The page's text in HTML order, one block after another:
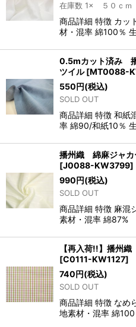
在庫数 1× ５０ｃｍ
商品詳細 特徴 カ
材・混率 綿100％
0.5mカット済み
ツイル [MT0088-
550円(税込)
SOLD OUT
商品詳細 特徴 和
率 綿90/和紙10％
播州織 綿麻ジャ
[J0088-KW3799]
990円(税込)
SOLD OUT
商品詳細 特徴 麻
素材・混率 綿87%
【再入荷!!】播州
[C0111-KW1127]
740円(税込)
SOLD OUT
商品詳細 特徴 なめ
地素材・混率 綿